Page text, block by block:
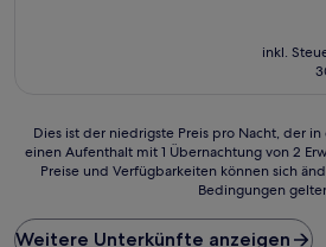
inkl.
Dies
ist
Preis
pro
Dies ist der niedrigste Preis pro Nacht, der
einen Aufenthalt mit 1 Übernachtung von 2
Preise und Verfügbarkeiten können sich
Bedingungen
Weitere Unterkünfte anzeigen